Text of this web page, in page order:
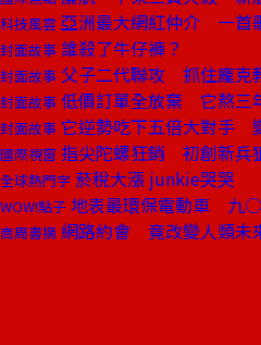
科技風雲 亞洲最大網紅仲介 一首
封面故事 誰殺了牛仔褲？
封面故事 父子二代聯攻 抓住龐克
封面故事 低價訂單全放棄 它熬三
封面故事 它逆勢吃下五倍大對手
國際視窗 指尖陀螺狂銷 初創新兵
全球熱門字 菸稅大漲 junkie哭哭
WOW!點子 地表最環保電動車 九○
商周書摘 網路約會 竟改變人類未